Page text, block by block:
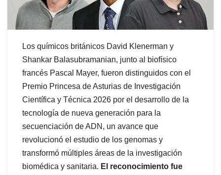
Los químicos británicos David Klenerman y
Shankar Balasubramanian, junto al biofísico
francés Pascal Mayer, fueron distinguidos con el
Premio Princesa de Asturias de Investigación
Científica y Técnica 2026 por el desarrollo de la
tecnología de nueva generación para la
secuenciación de ADN, un avance que
revolucionó el estudio de los genomas y
transformó múltiples áreas de la investigación
biomédica y sanitaria. El reconocimiento fue